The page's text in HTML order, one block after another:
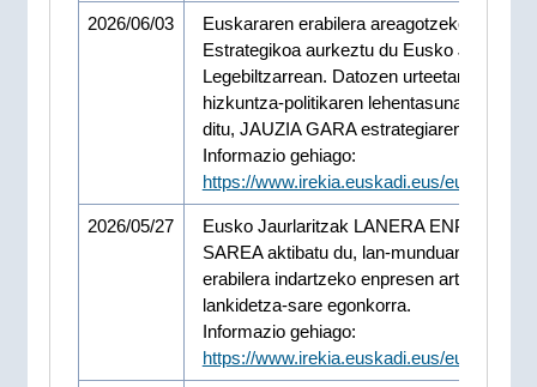
2026/06/03
Euskararen erabilera areagotzeko Plan
Estrategikoa aurkeztu du Eusko
Legebiltzarrean. Datozen urteetarako
hizkuntza-politikaren lehentasunak
ditu, JAUZIA GARA estrategiaren
Informazio gehiago:
https://www.irekia.euskadi.eus/eu/news/
2026/05/27
Eusko Jaurlaritzak LANERA ENPRESA
SAREA aktibatu du, lan-munduan
erabilera indartzeko enpresen arteko
lankidetza-sare egonkorra.
Informazio gehiago:
https://www.irekia.euskadi.eus/eu/news/